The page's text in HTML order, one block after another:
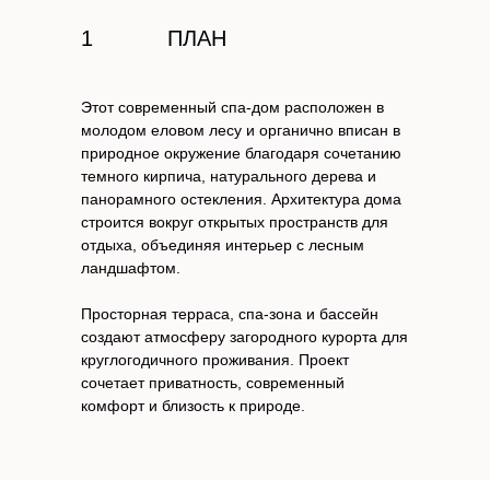
1 ПЛАН
Этот современный спа-дом расположен в
молодом еловом лесу и органично вписан в
природное окружение благодаря сочетанию
темного кирпича, натурального дерева и
панорамного остекления. Архитектура дома
строится вокруг открытых пространств для
отдыха, объединяя интерьер с лесным
ландшафтом.
Просторная терраса, спа-зона и бассейн
создают атмосферу загородного курорта для
круглогодичного проживания. Проект
сочетает приватность, современный
комфорт и близость к природе.